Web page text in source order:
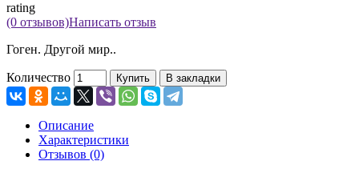
rating
(0 отзывов)Написать отзыв
Гоген. Другой мир..
Количество Купить В закладки
Описание
Характеристики
Отзывов (0)